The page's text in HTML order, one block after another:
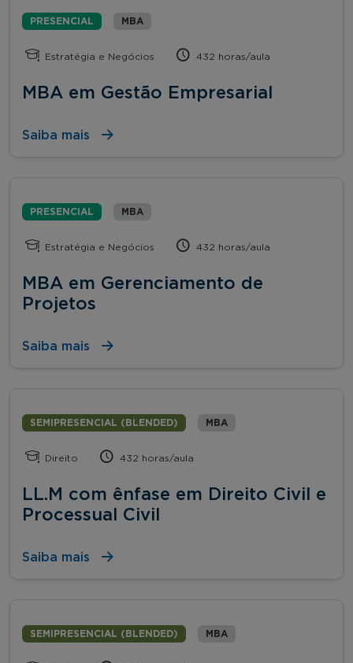
PRESENCIAL MBA
Estratégia e Negócios 432 horas/aula
MBA em Gestão Empresarial
Saiba mais
PRESENCIAL MBA
Estratégia e Negócios 432 horas/aula
MBA em Gerenciamento de
Projetos
Saiba mais
SEMIPRESENCIAL (BLENDED) MBA
Direito 432 horas/aula
LL.M com ênfase em Direito Civil e
Processual Civil
Saiba mais
SEMIPRESENCIAL (BLENDED) MBA